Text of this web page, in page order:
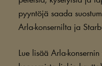
pyyntöjä saada
Arla-konsernilta ja
Lue lisää Arla-